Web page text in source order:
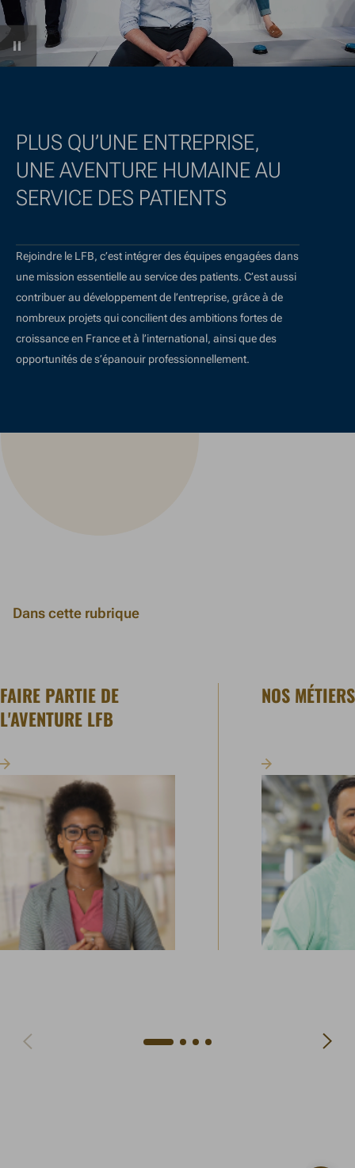
PLUS QU’UNE ENTREPRISE,
UNE AVENTURE HUMAINE AU
SERVICE DES PATIENTS
Rejoindre le LFB, c’est intégrer des équipes engagées dans
une mission essentielle au service des patients. C’est aussi
contribuer au développement de l’entreprise, grâce à de
nombreux projets qui concilient des ambitions fortes de
croissance en France et à l’international, ainsi que des
opportunités de s’épanouir professionnellement.
Dans cette rubrique
FAIRE PARTIE DE
L'AVENTURE LFB
NOS MÉTIERS
Aller à la slide précédente
Aller à la prochaine slide